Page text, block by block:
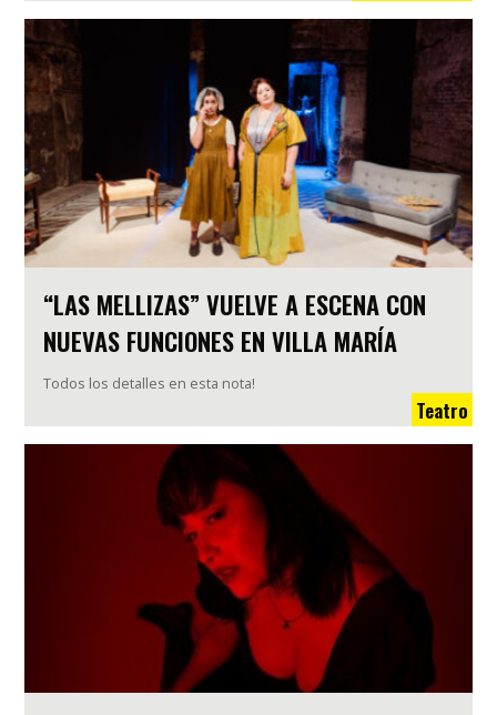
“LAS MELLIZAS” VUELVE A ESCENA CON
NUEVAS FUNCIONES EN VILLA MARÍA
Todos los detalles en esta nota!
Teatro